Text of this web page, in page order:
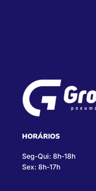
HORÁRIOS
Seg-Qui: 8h-18h
Sex: 8h-17h